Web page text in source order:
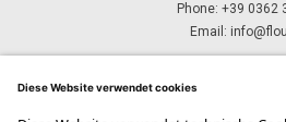
Phone: +39 0362
Email:
ABONNIEREN SIE